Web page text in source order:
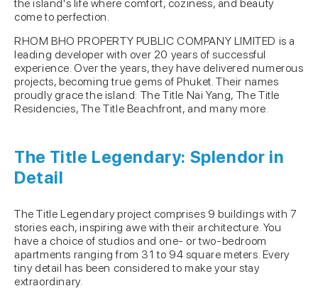
the island's life where comfort, coziness, and beauty
come to perfection.
RHOM BHO PROPERTY PUBLIC COMPANY LIMITED is a
leading developer with over 20 years of successful
experience. Over the years, they have delivered numerous
projects, becoming true gems of Phuket. Their names
proudly grace the island: The Title Nai Yang, The Title
Residencies, The Title Beachfront, and many more.
The Title Legendary: Splendor in
Detail
The Title Legendary project comprises 9 buildings with 7
stories each, inspiring awe with their architecture. You
have a choice of studios and one- or two-bedroom
apartments ranging from 31 to 94 square meters. Every
tiny detail has been considered to make your stay
extraordinary.